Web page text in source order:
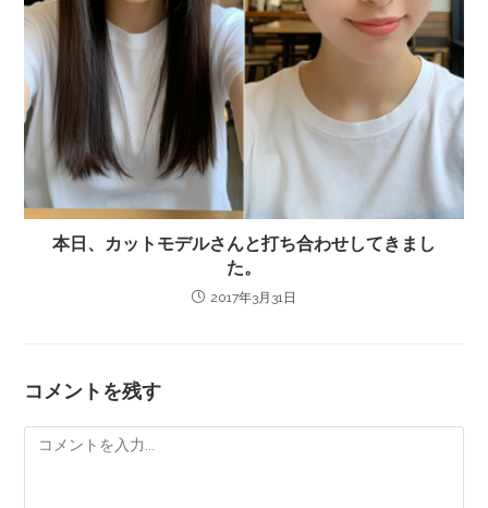
本日、カットモデルさんと打ち合わせしてきまし
た。
2017年3月31日
コメントを残す